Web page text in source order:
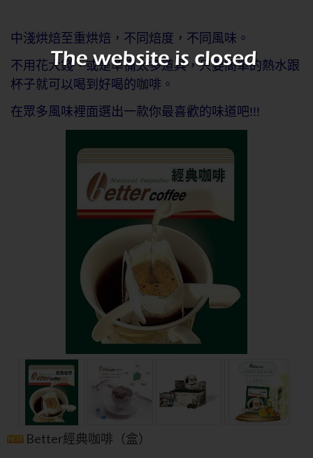
中淺烘焙至重烘焙，不同焙度，不同風味。
不用花大錢、或是準備太多道具，只要簡單的熱水跟
杯子就可以喝到好喝的咖啡。
在眾多風味裡面選出一款你最喜歡的味道吧!!!
Better經典咖啡（盒）